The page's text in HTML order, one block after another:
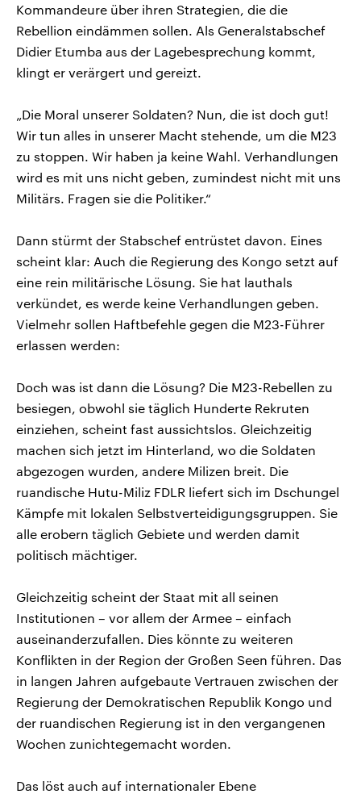
Kommandeure über ihren Strategien, die die
Rebellion eindämmen sollen. Als Generalstabschef
Didier Etumba aus der Lagebesprechung kommt,
klingt er verärgert und gereizt.
„Die Moral unserer Soldaten? Nun, die ist doch gut!
Wir tun alles in unserer Macht stehende, um die M23
zu stoppen. Wir haben ja keine Wahl. Verhandlungen
wird es mit uns nicht geben, zumindest nicht mit uns
Militärs. Fragen sie die Politiker.“
Dann stürmt der Stabschef entrüstet davon. Eines
scheint klar: Auch die Regierung des Kongo setzt auf
eine rein militärische Lösung. Sie hat lauthals
verkündet, es werde keine Verhandlungen geben.
Vielmehr sollen Haftbefehle gegen die M23-Führer
erlassen werden:
Doch was ist dann die Lösung? Die M23-Rebellen zu
besiegen, obwohl sie täglich Hunderte Rekruten
einziehen, scheint fast aussichtslos. Gleichzeitig
machen sich jetzt im Hinterland, wo die Soldaten
abgezogen wurden, andere Milizen breit. Die
ruandische Hutu-Miliz FDLR liefert sich im Dschungel
Kämpfe mit lokalen Selbstverteidigungsgruppen. Sie
alle erobern täglich Gebiete und werden damit
politisch mächtiger.
Gleichzeitig scheint der Staat mit all seinen
Institutionen – vor allem der Armee – einfach
auseinanderzufallen. Dies könnte zu weiteren
Konflikten in der Region der Großen Seen führen. Das
in langen Jahren aufgebaute Vertrauen zwischen der
Regierung der Demokratischen Republik Kongo und
der ruandischen Regierung ist in den vergangenen
Wochen zunichtegemacht worden.
Das löst auch auf internationaler Ebene